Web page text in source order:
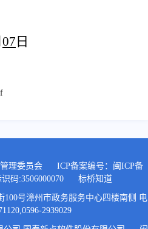
07 日
理委员会 ICP备案编号： 闽ICP备
码:3506000070 标桥知道
号漳州市政务服务中心四楼南侧 电
2939029